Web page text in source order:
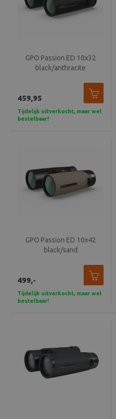
GPO Passion ED 10x32
black/anthracite
459,95
Tijdelijk uitverkocht, maar wel
bestelbaar!
GPO Passion ED 10x42
black/sand
499,-
Tijdelijk uitverkocht, maar wel
bestelbaar!